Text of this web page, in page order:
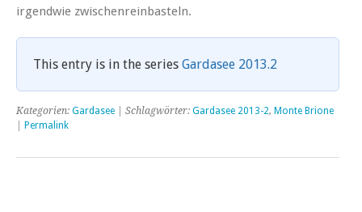
irgendwie zwischenreinbasteln.
This entry is in the series Gardasee 2013.2
Kategorien: Gardasee | Schlagwörter: Gardasee 2013-2, Monte Brione
Permalink